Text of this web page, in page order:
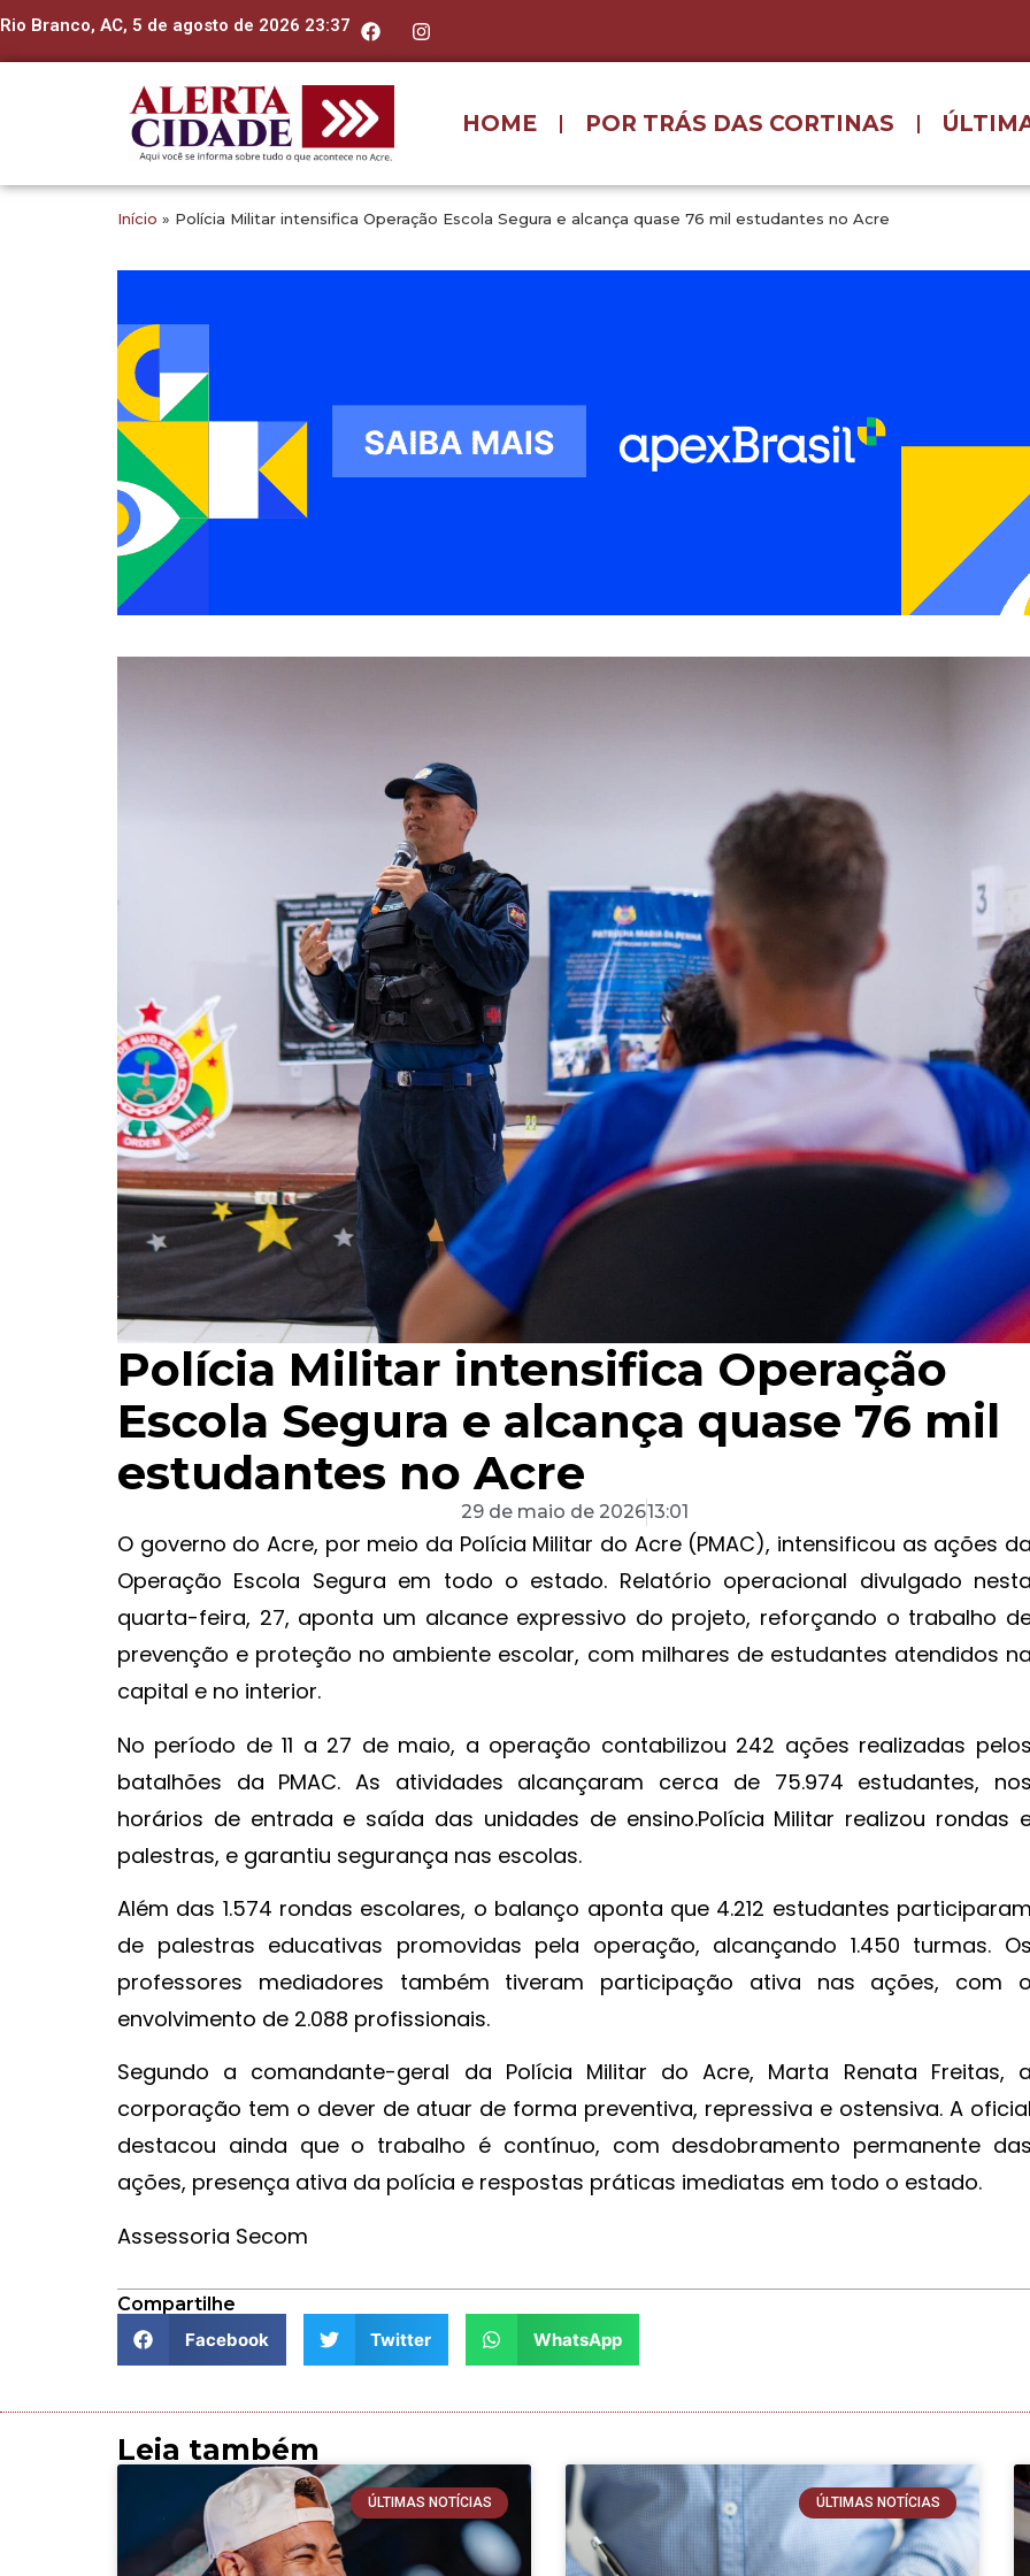
Rio Branco, AC, 5 de agosto de 2026 23:37
HOME POR TRÁS DAS CORTINAS
Início » Polícia Militar intensifica Operação Escola Segura e alcança quase 76 mil estudantes no Acre
Polícia Militar intensifica Operação
Escola Segura e alcança quase 76 mil
estudantes no Acre
29 de maio de 202613:01
O governo do Acre, por meio da Polícia Militar do Acre (PMAC), intensificou as ações
Operação Escola Segura em todo o estado. Relatório operacional divulgado
quarta-feira, 27, aponta um alcance expressivo do projeto, reforçando o trabalho
prevenção e proteção no ambiente escolar, com milhares de estudantes atendidos
capital e no interior.
No período de 11 a 27 de maio, a operação contabilizou 242 ações realizadas
batalhões da PMAC. As atividades alcançaram cerca de 75.974 estudantes,
horários de entrada e saída das unidades de ensino.Polícia Militar realizou rondas
palestras, e garantiu segurança nas escolas.
Além das 1.574 rondas escolares, o balanço aponta que 4.212 estudantes
de palestras educativas promovidas pela operação, alcançando 1.450 turmas.
professores mediadores também tiveram participação ativa nas ações, com
envolvimento de 2.088 profissionais.
Segundo a comandante-geral da Polícia Militar do Acre, Marta Renata Freitas,
corporação tem o dever de atuar de forma preventiva, repressiva e ostensiva. A
destacou ainda que o trabalho é contínuo, com desdobramento permanente
ações, presença ativa da polícia e respostas práticas imediatas em todo o estado.
Assessoria Secom
Compartilhe
Facebook
Twitter WhatsApp
Leia também
ÚLTIMAS NOTÍCIAS ÚLTIMAS NOTÍCIAS